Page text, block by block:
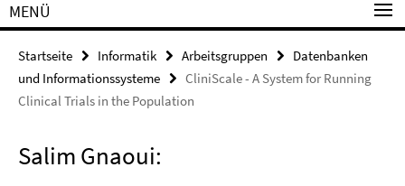
MENÜ
Startseite Informatik Arbeitsgruppen
Datenbanken
und Informationssysteme
CliniScale - A System for Running
Clinical Trials in the Population
Salim Gnaoui: